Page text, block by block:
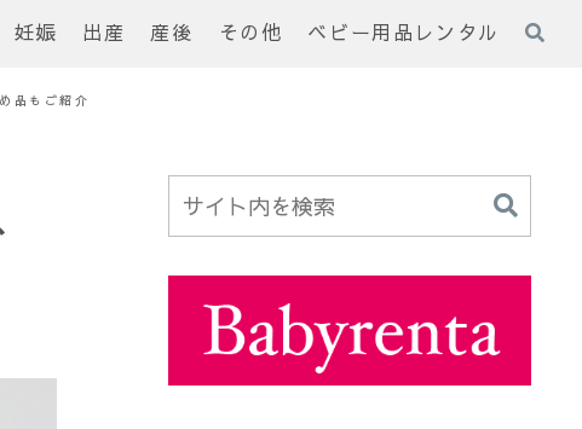
妊娠 出産 産後 その他 ベビー用品レンタル
品もご紹介